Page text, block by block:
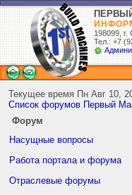
198099, г.
Тел.: +7
Текущее время Пн Авг 10,
Список форумов Первый
Форум
Насущные вопросы
Работа портала и форума
Отраслевые форумы